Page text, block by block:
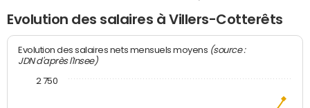
Evolution des salaires à Villers-Cotterêts
Evolution des salaires nets mensuels moyens (source :
JDN d'après l'Insee)
2 750